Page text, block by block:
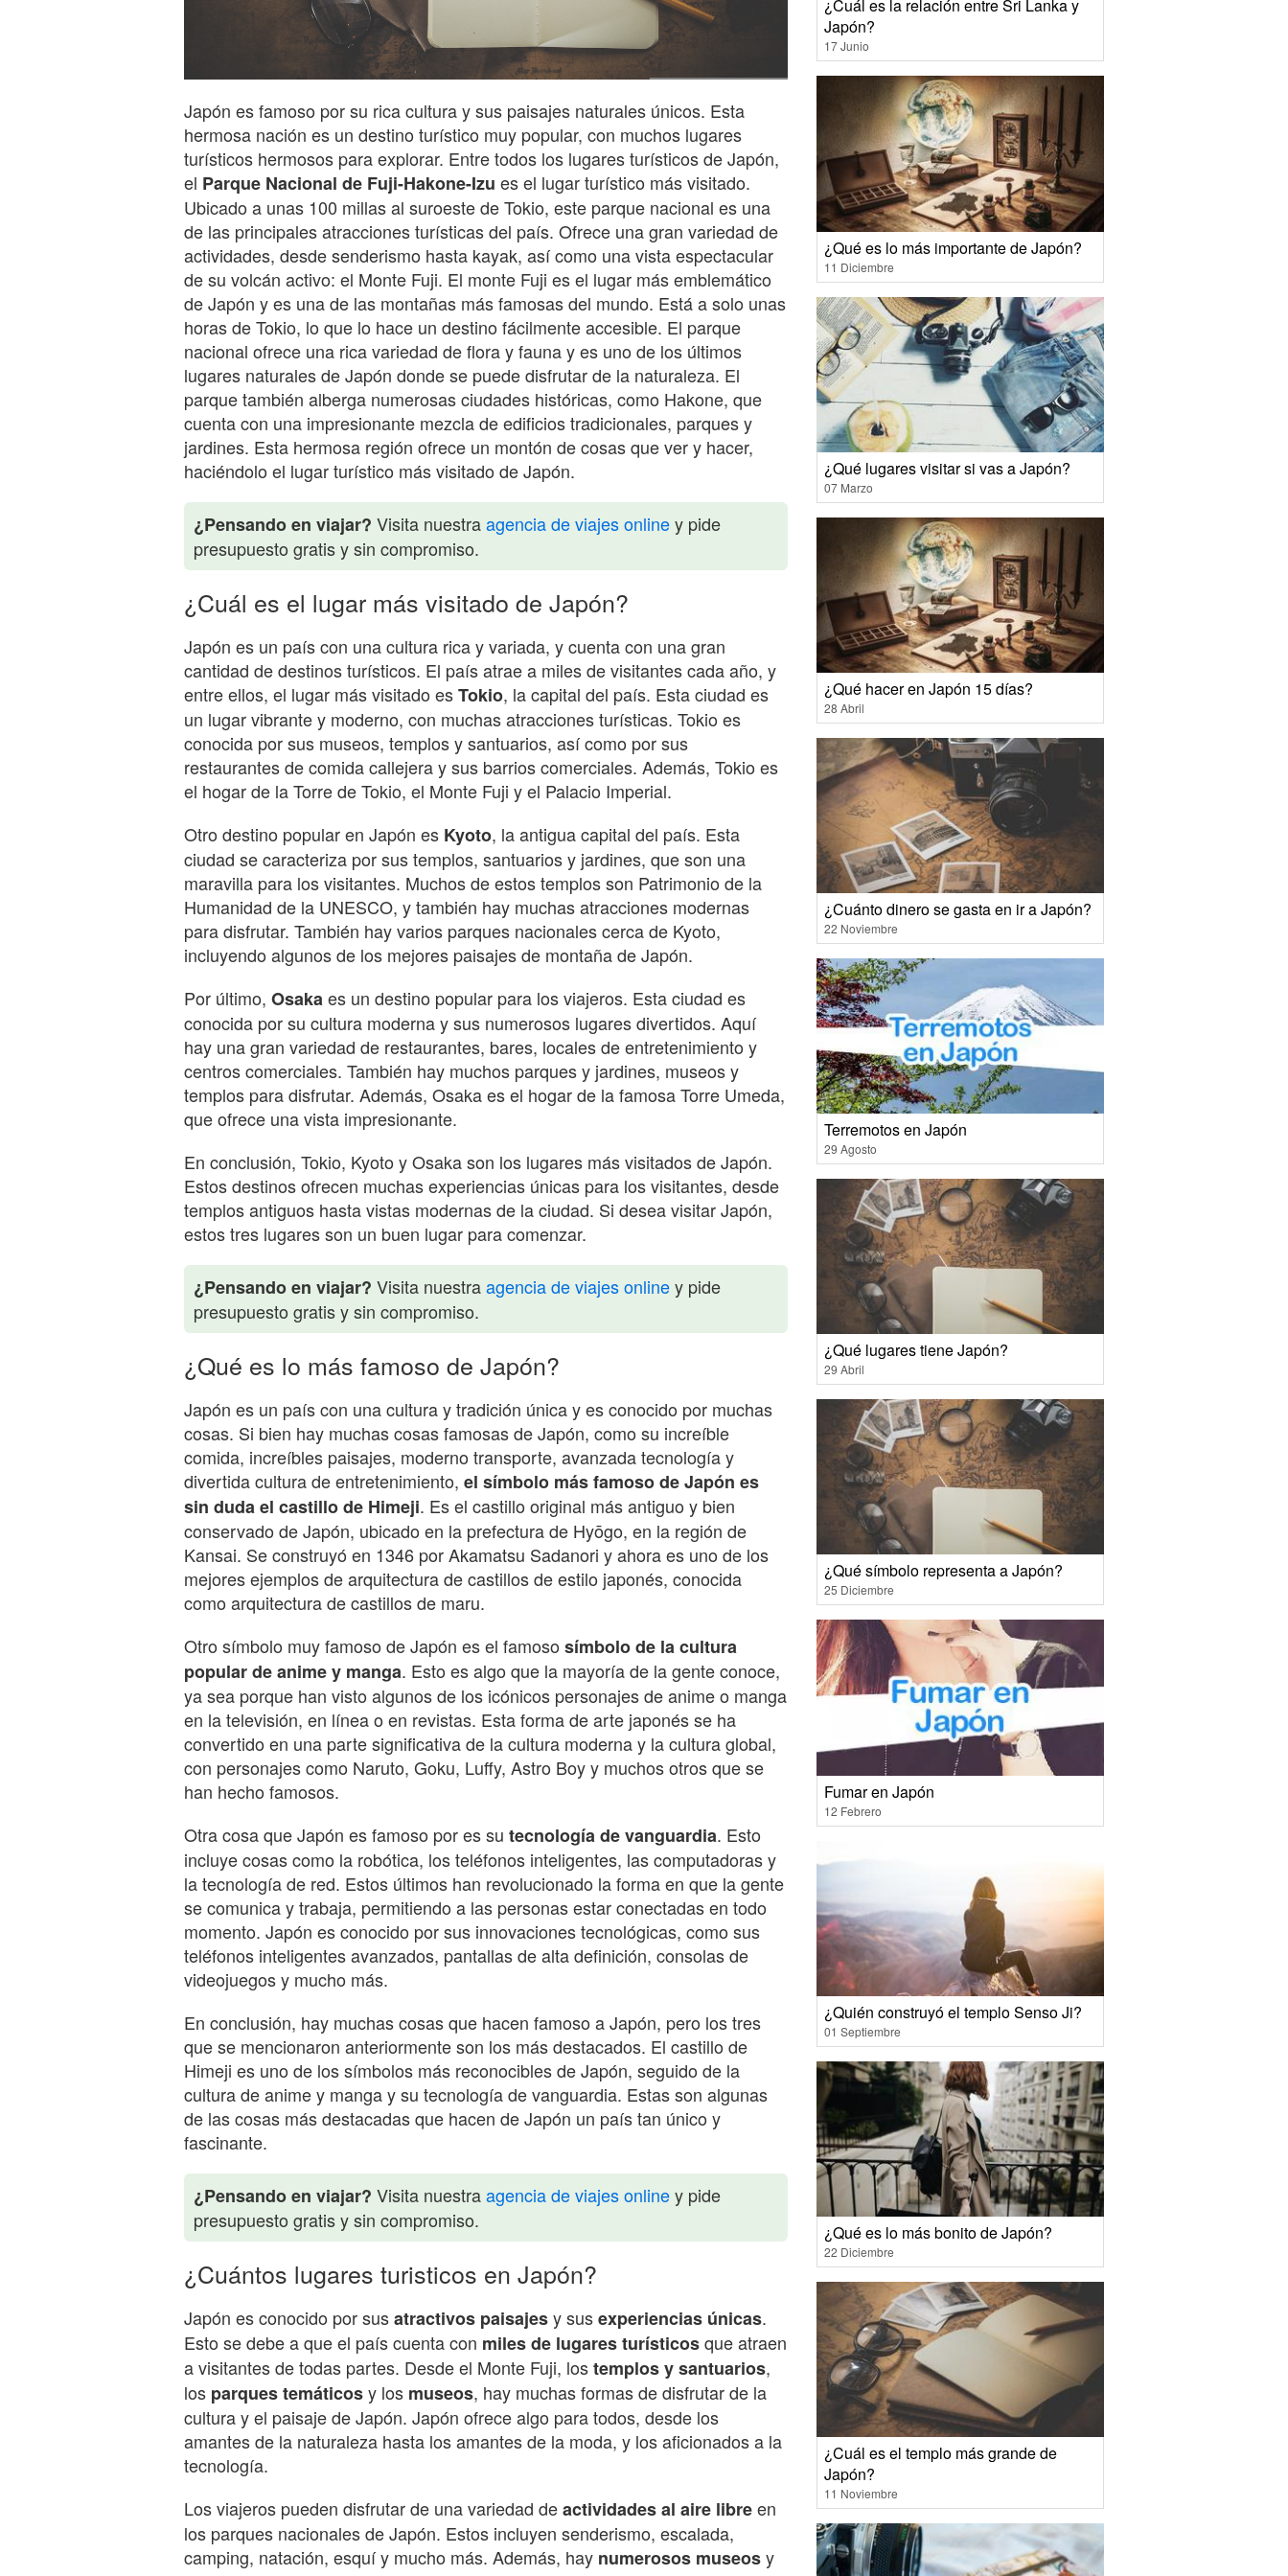
Japón es famoso por su rica cultura y sus paisajes naturales únicos. Esta
hermosa nación es un destino turístico muy popular, con muchos lugares
turísticos hermosos para explorar. Entre todos los lugares turísticos de Japón,
el Parque Nacional de Fuji-Hakone-Izu es el lugar turístico más visitado.
Ubicado a unas 100 millas al suroeste de Tokio, este parque nacional es una
de las principales atracciones turísticas del país. Ofrece una gran variedad de
actividades, desde senderismo hasta kayak, así como una vista espectacular
de su volcán activo: el Monte Fuji. El monte Fuji es el lugar más emblemático
de Japón y es una de las montañas más famosas del mundo. Está a solo unas
horas de Tokio, lo que lo hace un destino fácilmente accesible. El parque
nacional ofrece una rica variedad de flora y fauna y es uno de los últimos
lugares naturales de Japón donde se puede disfrutar de la naturaleza. El
parque también alberga numerosas ciudades históricas, como Hakone, que
cuenta con una impresionante mezcla de edificios tradicionales, parques y
jardines. Esta hermosa región ofrece un montón de cosas que ver y hacer,
haciéndolo el lugar turístico más visitado de Japón.
¿Pensando en viajar? Visita nuestraagencia de viajes onliney pide
presupuesto gratis y sin compromiso.
¿Cuál es el lugar más visitado de Japón?
Japón es un país con una cultura rica y variada, y cuenta con una gran
cantidad de destinos turísticos. El país atrae a miles de visitantes cada año, y
entre ellos, el lugar más visitado esTokio, la capital del país. Esta ciudad es
un lugar vibrante y moderno, con muchas atracciones turísticas. Tokio es
conocida por sus museos, templos y santuarios, así como por sus
restaurantes de comida callejera y sus barrios comerciales. Además, Tokio es
el hogar de la Torre de Tokio, el Monte Fuji y el Palacio Imperial.
Otro destino popular en Japón es Kyoto, la antigua capital del país. Esta
ciudad se caracteriza por sus templos, santuarios y jardines, que son una
maravilla para los visitantes. Muchos de estos templos son Patrimonio de la
Humanidad de la UNESCO, y también hay muchas atracciones modernas
para disfrutar. También hay varios parques nacionales cerca de Kyoto,
incluyendo algunos de los mejores paisajes de montaña de Japón.
Por último, Osakaes un destino popular para los viajeros. Esta ciudad es
conocida por su cultura moderna y sus numerosos lugares divertidos. Aquí
hay una gran variedad de restaurantes, bares, locales de entretenimiento y
centros comerciales. También hay muchos parques y jardines, museos y
templos para disfrutar. Además, Osaka es el hogar de la famosa Torre Umeda,
que ofrece una vista impresionante.
En conclusión, Tokio, Kyoto y Osaka son los lugares más visitados de Japón.
Estos destinos ofrecen muchas experiencias únicas para los visitantes, desde
templos antiguos hasta vistas modernas de la ciudad. Si desea visitar Japón,
estos tres lugares son un buen lugar para comenzar.
¿Pensando en viajar? Visita nuestraagencia de viajes onliney pide
presupuesto gratis y sin compromiso.
¿Qué es lo más famoso de Japón?
Japón es un país con una cultura y tradición única y es conocido por muchas
cosas. Si bien hay muchas cosas famosas de Japón, como su increíble
comida, increíbles paisajes, moderno transporte, avanzada tecnología y
divertida cultura de entretenimiento, el símbolo más famoso de Japón es
sin duda el castillo de Himeji. Es el castillo original más antiguo y bien
conservado de Japón, ubicado en la prefectura de Hyōgo, en la región de
Kansai. Se construyó en 1346 por Akamatsu Sadanori y ahora es uno de los
mejores ejemplos de arquitectura de castillos de estilo japonés, conocida
como arquitectura de castillos de maru.
Otro símbolo muy famoso de Japón es el famoso símbolo de la cultura
popular de anime y manga. Esto es algo que la mayoría de la gente conoce,
ya sea porque han visto algunos de los icónicos personajes de anime o manga
en la televisión, en línea o en revistas. Esta forma de arte japonés se ha
convertido en una parte significativa de la cultura moderna y la cultura global,
con personajes como Naruto, Goku, Luffy, Astro Boy y muchos otros que se
han hecho famosos.
Otra cosa que Japón es famoso por es su tecnología de vanguardia. Esto
incluye cosas como la robótica, los teléfonos inteligentes, las computadoras y
la tecnología de red. Estos últimos han revolucionado la forma en que la gente
se comunica y trabaja, permitiendo a las personas estar conectadas en todo
momento. Japón es conocido por sus innovaciones tecnológicas, como sus
teléfonos inteligentes avanzados, pantallas de alta definición, consolas de
videojuegos y mucho más.
En conclusión, hay muchas cosas que hacen famoso a Japón, pero los tres
que se mencionaron anteriormente son los más destacados. El castillo de
Himeji es uno de los símbolos más reconocibles de Japón, seguido de la
cultura de anime y manga y su tecnología de vanguardia. Estas son algunas
de las cosas más destacadas que hacen de Japón un país tan único y
fascinante.
¿Pensando en viajar? Visita nuestraagencia de viajes onliney pide
presupuesto gratis y sin compromiso.
¿Cuántos lugares turisticos en Japón?
Japón es conocido por susatractivos paisajesy susexperiencias únicas.
Esto se debe a que el país cuenta con miles de lugares turísticosque atraen
a visitantes de todas partes. Desde el Monte Fuji, lostemplos y santuarios,
los parques temáticosy los museos, hay muchas formas de disfrutar de la
cultura y el paisaje de Japón. Japón ofrece algo para todos, desde los
amantes de la naturaleza hasta los amantes de la moda, y los aficionados a la
tecnología.
Los viajeros pueden disfrutar de una variedad deactividades al aire libreen
los parques nacionales de Japón. Estos incluyen senderismo, escalada,
camping, natación, esquí y mucho más. Además, hay numerosos museosy
¿Cuál es la relación entre Sri Lanka y
Japón?
17 Junio
¿Qué es lo más importante de Japón?
11 Diciembre
¿Qué lugares visitar si vas a Japón?
07 Marzo
¿Qué hacer en Japón 15 días?
28 Abril
¿Cuánto dinero se gasta en ir a Japón?
22 Noviembre
Terremotos en Japón
29 Agosto
¿Qué lugares tiene Japón?
29 Abril
¿Qué símbolo representa a Japón?
25 Diciembre
Fumar en Japón
12 Febrero
¿Quién construyó el templo Senso Ji?
01 Septiembre
¿Qué es lo más bonito de Japón?
22 Diciembre
¿Cuál es el templo más grande de
Japón?
11 Noviembre